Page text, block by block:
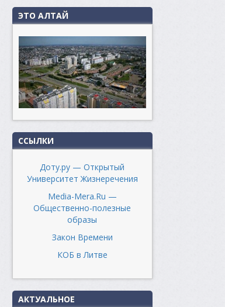
ЭТО АЛТАЙ
ССЫЛКИ
Доту.ру — Открытый
Университет Жизнеречения
Media-Mera.Ru —
Общественно-полезные
образы
Закон Времени
КОБ в Литве
АКТУАЛЬНОЕ